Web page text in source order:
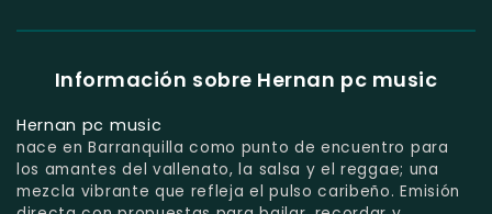
Información sobre Hernan pc music
Hernan pc music
nace en Barranquilla como punto de encuentro para
los amantes del vallenato, la salsa y el reggae; una
mezcla vibrante que refleja el pulso caribeño. Emisión